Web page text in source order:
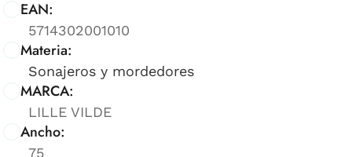
EAN:
5714302001010
Materia:
Sonajeros y mordedores
MARCA:
LILLE VILDE
Ancho:
75